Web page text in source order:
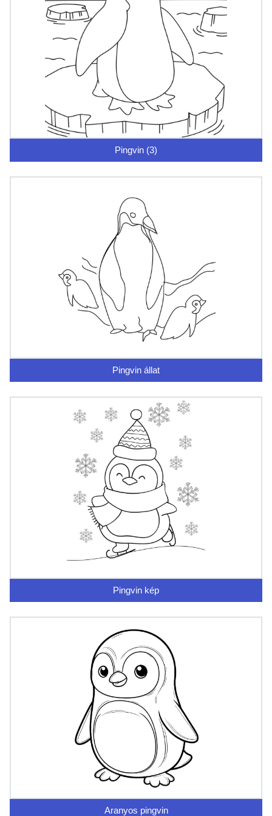
Pingvin (3)
Pingvin állat
Pingvin kép
Aranyos pingvin